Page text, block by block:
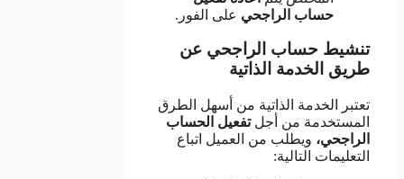
حساب الراجحي على الفور.
تنشيط حساب الراجحي عن
طريق الخدمة الذاتية
تعتبر الخدمة الذاتية من أسهل الطرق
المستخدمة من أجلتفعيل الحساب
الراجحي، ويطلب من العميل اتباع
التعليمات التالية: